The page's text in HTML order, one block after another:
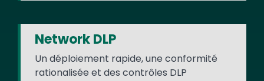
Network DLP
Un déploiement rapide, une conformité
rationalisée et des contrôles DLP